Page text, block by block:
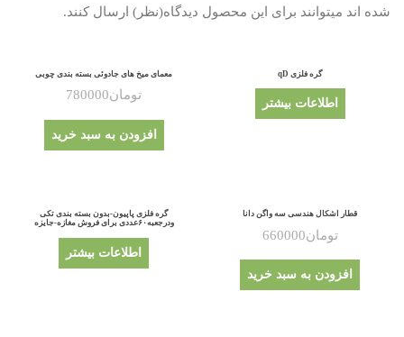
شده اند میتوانند برای این محصول دیدگاه(نظر) ارسال کنند.
گره فلزی qD
اطلاعات بیشتر
معمای میخ های جادوئی بسته بندی چوبی
تومان780000
افزودن به سبد خرید
قطار اشکال هندسی سه واگن دانا
تومان660000
افزودن به سبد خرید
گره فلزی پاپیون-بدون بسته بندی تکی
ودرجعبه۶۰عددی برای فروش مغازه-جایزه
اطلاعات بیشتر